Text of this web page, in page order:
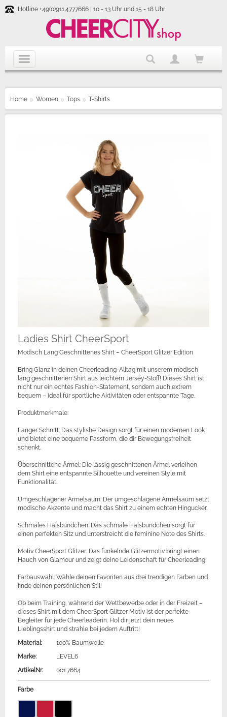
Hotline +49(0)911.4777666 | 10 - 13 Uhr und 15 - 18 Uhr
Home Women Tops T-Shirts
Ladies Shirt CheerSport
Modisch Lang Geschnittenes Shirt – CheerSport Glitzer Edition
Bring Glanz in deinen Cheerleading-Alltag mit unserem modisch
lang geschnittenen Shirt aus leichtem Jersey-Stoff! Dieses Shirt ist
nicht nur ein echtes Fashion-Statement, sondern auch extrem
bequem – ideal für sportliche Aktivitäten oder entspannte Tage.
Produktmerkmale:
Langer Schnitt: Das stylishe Design sorgt für einen modernen Look
und bietet eine bequeme Passform, die dir Bewegungsfreiheit
schenkt.
Überschnittene Ärmel: Die lässig geschnittenen Ärmel verleihen
dem Shirt eine entspannte Silhouette und vereinen Style mit
Funktionalität.
Umgeschlagener Ärmelsaum: Der umgeschlagene Ärmelsaum setzt
modische Akzente und macht das Shirt zu einem echten Hingucker.
Schmales Halsbündchen: Das schmale Halsbündchen sorgt für
einen perfekten Sitz und unterstreicht die feminine Note des Shirts.
Motiv CheerSport Glitzer: Das funkelnde Glitzermotiv bringt einen
Hauch von Glamour und zeigt deine Leidenschaft für Cheerleading!
Farbauswahl: Wähle deinen Favoriten aus drei trendigen Farben und
finde deinen persönlichen Stil!
Ob beim Training, während der Wettbewerbe oder in der Freizeit –
dieses Shirt mit dem CheerSport Glitzer Motiv ist der perfekte
Begleiter für jede Cheerleaderin. Hol dir jetzt dein neues
Lieblingsshirt und strahle bei jedem Auftritt!
Material:
100% Baumwolle
Marke:
LEVEL6
ArtikelNr:
001.7664
Farbe